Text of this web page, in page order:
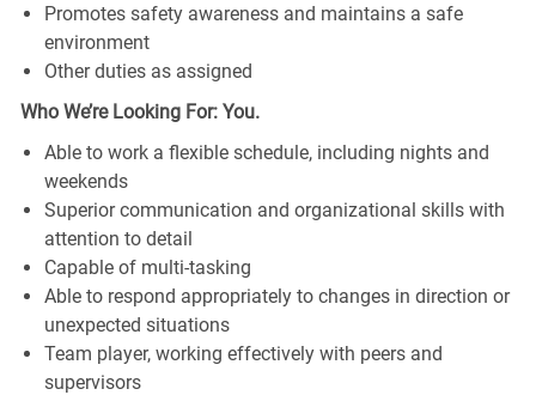
Promotes safety awareness and maintains a safe
environment
Other duties as assigned
Who We’re Looking For: You.
Able to work a flexible schedule, including nights and
weekends
Superior communication and organizational skills with
attention to detail
Capable of multi-tasking
Able to respond appropriately to changes in direction or
unexpected situations
Team player, working effectively with peers and
supervisors